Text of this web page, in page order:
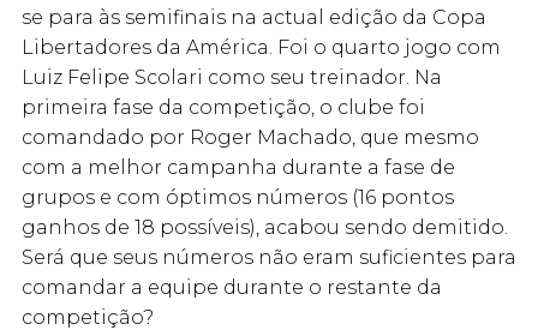
se para às semifinais na actual edição da Copa
Libertadores da América. Foi o quarto jogo com
Luiz Felipe Scolari como seu treinador. Na
primeira fase da competição, o clube foi
comandado por Roger Machado, que mesmo
com a melhor campanha durante a fase de
grupos e com óptimos números (16 pontos
ganhos de 18 possíveis), acabou sendo demitido.
Será que seus números não eram suficientes para
comandar a equipe durante o restante da
competição?